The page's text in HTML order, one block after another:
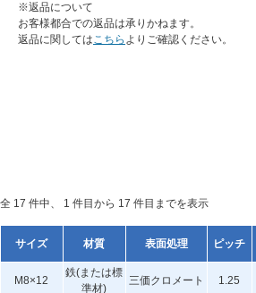
※返品について
お客様都合での返品は承りかねます。
返品に関してはこちら よりご確認ください。
全 17 件中、 1 件目から 17 件目までを表示
サイズ 材質 表面処理 ピッチ
M8×12
鉄(または標
準材)
三価クロメート 1.25